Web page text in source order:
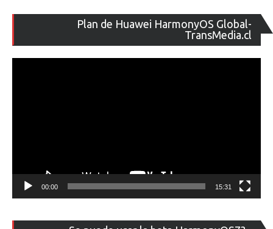
Plan de Huawei HarmonyOS Global-
TransMedia.cl
de
00:00 15:31